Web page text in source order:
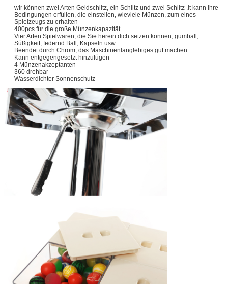
wir können zwei Arten Geldschlitz, ein Schlitz und zwei Schlitz .it kann Ihre
Bedingungen erfüllen, die einstellen, wieviele Münzen, zum eines
Spielzeugs zu erhalten
400pcs für die große Münzenkapazität
Vier Arten Spielwaren, die Sie herein dich setzen können, gumball,
Süßigkeit, federnd Ball, Kapseln usw.
Beendet durch Chrom, das Maschinenlanglebiges gut machen
Kann entgegengesetzt hinzufügen
4 Münzenakzeptanten
360 drehbar
Wasserdichter Sonnenschutz